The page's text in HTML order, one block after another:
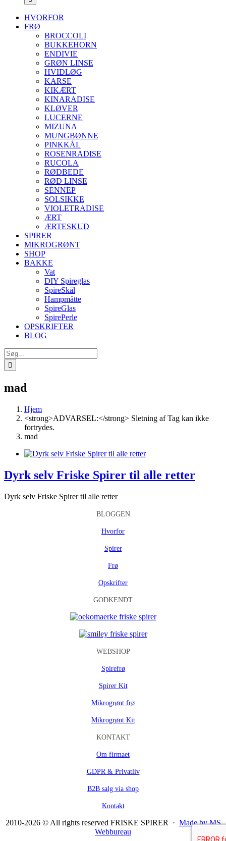
HVORFOR
FRØ
BROCCOLI
BUKKEHORN
ENDIVIE
GRØN LINSE
HVIDLØG
KARSE
KIKÆRT
KINARADISE
KLØVER
LUCERNE
MIZUNA
MUNGBØNNE
PINKKÅL
ROSENRADISE
RUCOLA
RØDBEDE
RØD LINSE
SENNEP
SOLSIKKE
VIOLETRADISE
ÆRT
ÆRTESKUD
SPIRER
MIKROGRØNT
SHOP
BAKKE
Vat
DIY Spireglas
SpireSkål
Hampmåtte
SpireGlas
SpirePerle
OPSKRIFTER
BLOG
Søg
efter:
mad
Hjem
<strong>ADVARSEL:</strong> Sletning af Tag kan ikke
fortrydes.
mad
Dyrk selv Friske Spirer til alle retter
Dyrk selv Friske Spirer til alle retter
BLOGGEN
Hvorfor
Spirer
Frø
Opskrifter
GODKENDT
WEBSHOP
Spirefrø
Spirer Kit
Mikrogrønt frø
Mikrogrønt Kit
KONTAKT
Om firmaet
GDPR & Privatliv
B2B salg via shop
Kontakt
2010-2026 © All rights reserved FRISKE SPIRER · Made by MS
Webbureau